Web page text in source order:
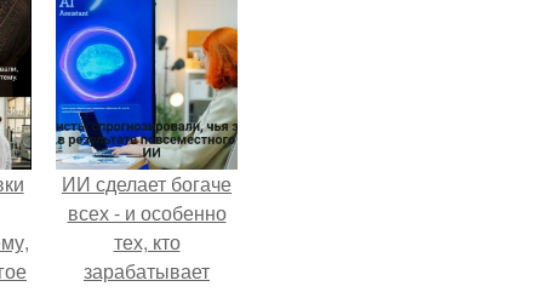
ИИ сделает богаче
всех - и особенно
тех, кто
зарабатывает